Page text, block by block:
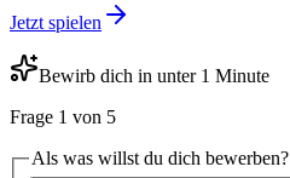
Jetzt spielen
Bewirb dich in unter 1 Minute
Frage 1 von 5
Als was willst du dich bewerben?